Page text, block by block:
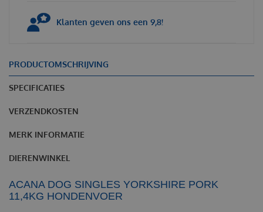
Klanten geven ons een 9,8!
PRODUCTOMSCHRIJVING
SPECIFICATIES
VERZENDKOSTEN
MERK INFORMATIE
DIERENWINKEL
ACANA DOG SINGLES YORKSHIRE PORK
11,4KG HONDENVOER